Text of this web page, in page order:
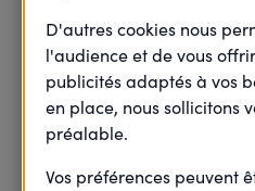
Retour
D'autres cookies nous
l'audience et de vous
publicités adaptés à vos
en place, nous sollicitons
préalable.
Vos préférences peuvent